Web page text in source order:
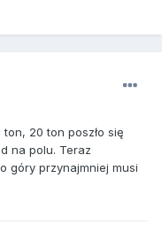
20 ton poszło się
na polu. Teraz
góry przynajmniej musi